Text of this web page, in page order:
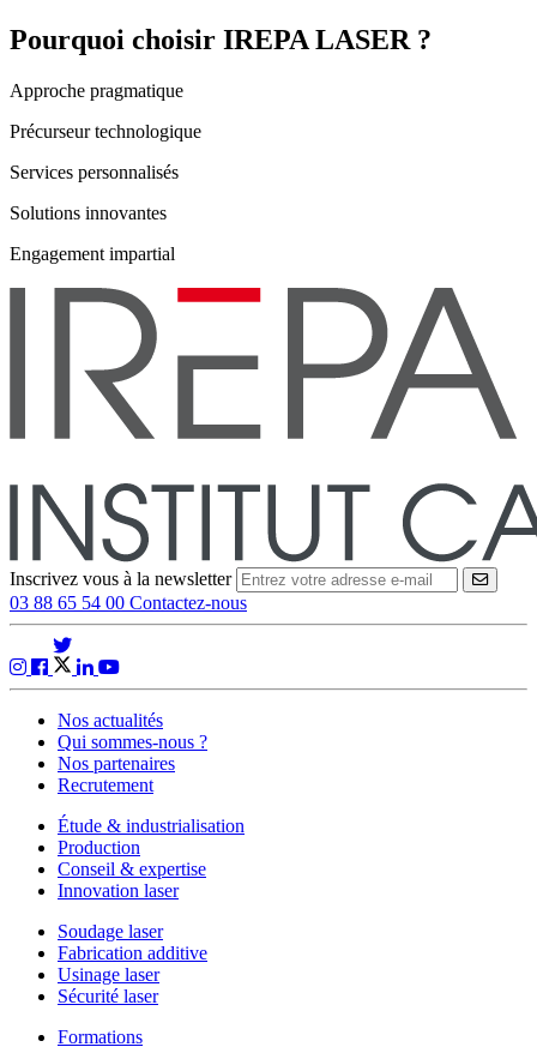
Pourquoi choisir IREPA LASER ?
Approche pragmatique
Précurseur technologique
Services personnalisés
Solutions innovantes
Engagement impartial
Inscrivez vous à la newsletter
03 88 65 54 00 Contactez-nous
Nos actualités
Qui sommes-nous ?
Nos partenaires
Recrutement
Étude & industrialisation
Production
Conseil & expertise
Innovation laser
Soudage laser
Fabrication additive
Usinage laser
Sécurité laser
Formations